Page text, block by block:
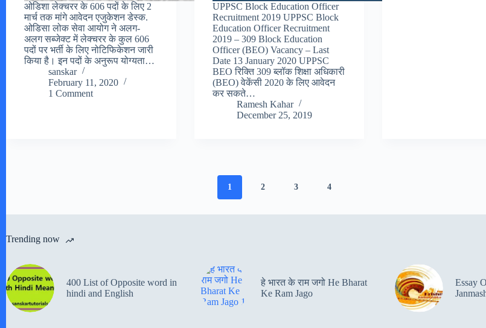
ओडिशा लेक्चरर के 606 पदों के लिए 2
मार्च तक मांगे आवेदन एजुकेशन डेस्क.
ओडिसा लोक सेवा आयोग ने अलग-
अलग सब्जेक्ट में लेक्चरर के कुल 606
पदों पर भर्ती के लिए नोटिफिकेशन जारी
किया है। इन पदों के अनुरूप योग्यता…
sanskar
February 11, 2020
1 Comment
UPPSC Block Education Officer
Recruitment 2019 UPPSC Block
Education Officer Recruitment
2019 – 309 Block Education
Officer (BEO) Vacancy – Last
Date 13 January 2020 UPPSC
BEO रिक्ति 309 ब्लॉक शिक्षा अधिकारी
(BEO) वेकेंसी 2020 के लिए आवेदन
कर सकते…
Ramesh Kahar
December 25, 2019
1 2 3 4
Trending now
400 List of Opposite word in
hindi and English
हे भारत के राम जगो He Bharat
Ke Ram Jago
Essay